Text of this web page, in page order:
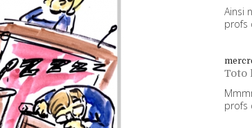
Ainsi
profs
Toto
profs